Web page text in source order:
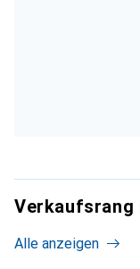
Verkaufsrang
Alle anzeigen